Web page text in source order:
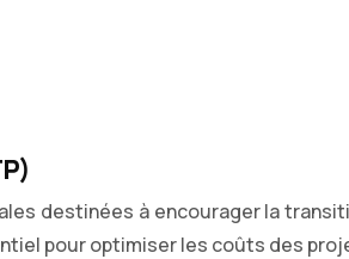
destinées à encourager la
pour optimiser les coûts des